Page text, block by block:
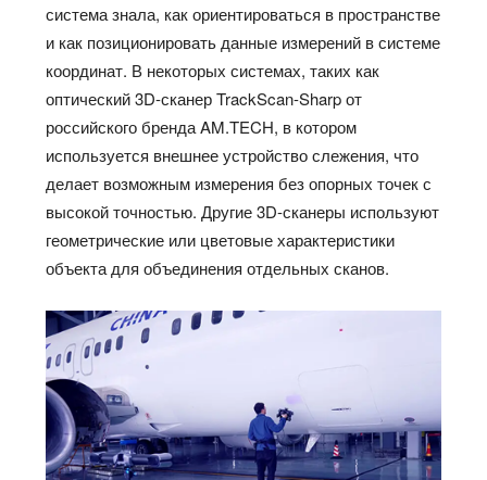
система знала, как ориентироваться в пространстве
и как позиционировать данные измерений в системе
координат. В некоторых системах, таких как
оптический 3D-сканер TrackScan-Sharp от
российского бренда AM.TECH, в котором
используется внешнее устройство слежения, что
делает возможным измерения без опорных точек с
высокой точностью. Другие 3D-сканеры используют
геометрические или цветовые характеристики
объекта для объединения отдельных сканов.